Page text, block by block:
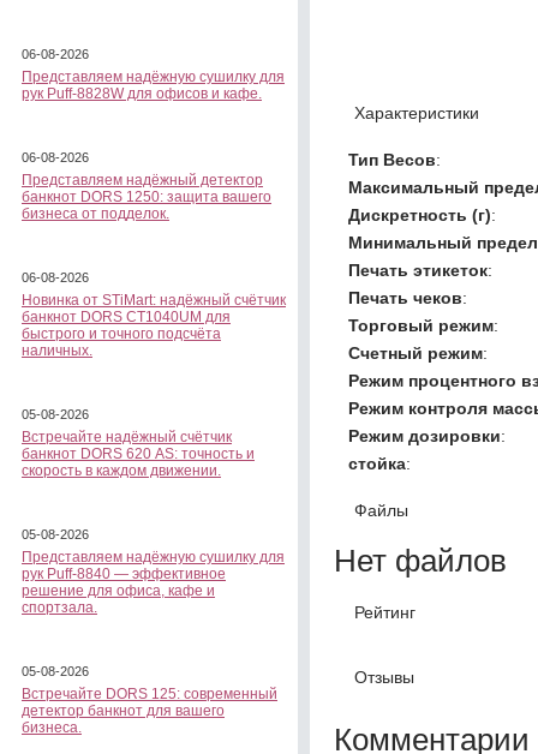
06-08-2026
Представляем надёжную сушилку для
рук Puff-8828W для офисов и кафе.
06-08-2026
Представляем надёжный детектор
банкнот DORS 1250: защита вашего
бизнеса от подделок.
06-08-2026
Новинка от STiMart: надёжный счётчик
банкнот DORS CT1040UM для
быстрого и точного подсчёта
наличных.
05-08-2026
Встречайте надёжный счётчик
банкнот DORS 620 АS: точность и
скорость в каждом движении.
05-08-2026
Представляем надёжную сушилку для
рук Puff-8840 — эффективное
решение для офиса, кафе и
спортзала.
05-08-2026
Встречайте DORS 125: современный
детектор банкнот для вашего
бизнеса.
Характеристики
Тип Весов:
Максимальный
Дискретность (г):
Минимальный
Печать этикеток:
Печать чеков:
Торговый режим:
Счетный режим:
Режим процентного
Режим контроля
Режим дозировки:
стойка:
Файлы
Нет файлов
Рейтинг
Отзывы
Комментарии